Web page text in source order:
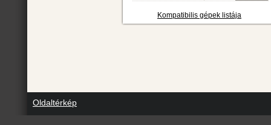
Kompatibilis gépek listája
Oldaltérkép